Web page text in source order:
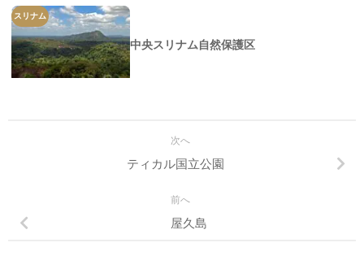
スリナム
中央スリナム自然保護区
次へ
ティカル国立公園
前へ
屋久島